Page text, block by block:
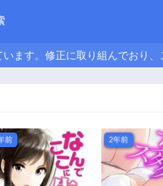
ます。修正に取り組んでおり、
前 2年前